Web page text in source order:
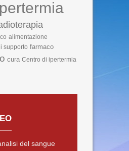
alimentazione
supporto farmaco
cura Centro di ipertermia
del sangue